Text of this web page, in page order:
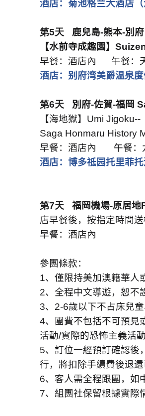
酒店：菊池格兰大酒店
第5天 鹿兒島-熊本-別府
【水前寺成趣園】
早餐：酒店內
午餐：
酒店：别府湾美爵温泉
第6天 別府-佐賀-福岡
【海地獄】 Umi Jigoku--
Saga Honmaru History
早餐：酒店內
午餐：
酒店：博多祗园托里菲
第7天 福岡機場-原居地
店早餐後，按指定時間
早餐：酒店內
參團條款：
1、僅限持美加澳籍華人
2、全程中文導遊，恕不
3、 2-6歲以下不占床兒
4、團費不包括不可預見
活動/實際的恐怖主義活
5、訂位一經預訂確認後
行，將扣除手續費後退還
6、客人需全程跟團，如
7、組團社保留根據實際